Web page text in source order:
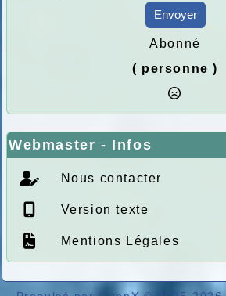
Envoyer
Abonné
( personne )
Webmaster - Infos
Nous contacter
Version texte
Mentions Légales